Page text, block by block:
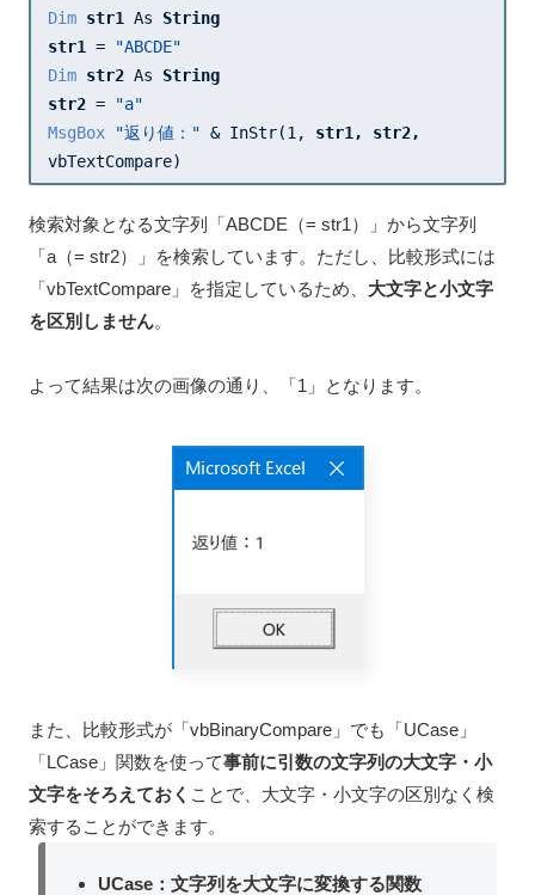
Dim str1 As
String
str1 =
"ABCDE"
Dim str2 As
String
str2 =
"a"
MsgBox
"返り値：" & InStr(1 , str1,
vbTextCompare)
検索対象となる文字列「ABCDE（= str1）」から文字列
「a（= str2）」を検索しています。ただし、比較形式には
「vbTextCompare」を指定しているため、 大文字と小文字
を区別しません。
よって結果は次の画像の通り、「1」となります。
また、比較形式が「vbBinaryCompare」でも「UCase」
「LCase」関数を使って事前に引数の文字列の大文字・小
文字をそろえておく ことで、大文字・小文字の区別なく検
索することができます。
UCase：文字列を大文字に変換する関数